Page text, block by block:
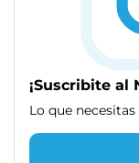
¡Suscribite al
Lo que